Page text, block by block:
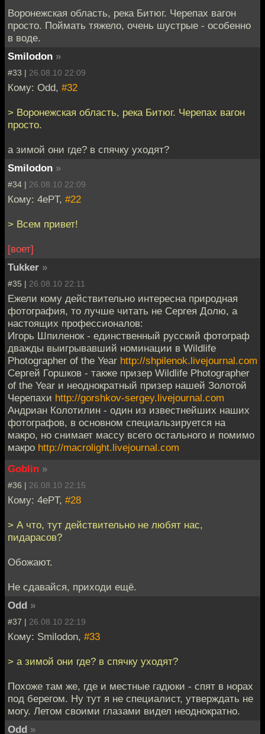
Воронежская область, река Битюг. Черепах вагон
просто. Поймать тяжело, очень шустрые - особенно
в воде.
Smilodon »
#33 | 26.08.10 22:09
Кому: Odd, #32
> Воронежская область, река Битюг. Черепах вагон
просто.
а зимой они где? в спячку уходят?
Smilodon »
#34 | 26.08.10 22:09
Кому: 4ePT, #22
> Всем привет!
[воет]
Tukker »
#35 | 26.08.10 22:11
Ежели кому действительно интересна природная
фотография, то лучше читать не Сергея Долю, а
настоящих профессионалов:
Игорь Шпиленок - единственный русский фотограф
дважды выигрывавший номинации в Wildlife
Photographer of the Year http://shpilenok.livejournal.com
Сергей Горшков - также призер Wildlife Photographer
of the Year и неоднократный призер нашей Золотой
Черепахи http://gorshkov-sergey.livejournal.com
Андриан Колотилин - один из известнейших наших
фотографов, в основном специальзируется на
макро, но снимает массу всего остального и помимо
макро http://macrolight.livejournal.com
Goblin »
#36 | 26.08.10 22:15
Кому: 4ePT, #28
> А что, тут действительно не любят нас,
пидарасов?
Обожают.
Не сдавайся, приходи ещё.
Odd »
#37 | 26.08.10 22:19
Кому: Smilodon, #33
> а зимой они где? в спячку уходят?
Похоже там же, где и местные гадюки - спят в норах
под берегом. Ну тут я не специалист, утверждать не
могу. Летом своими глазами видел неоднократно.
Odd »